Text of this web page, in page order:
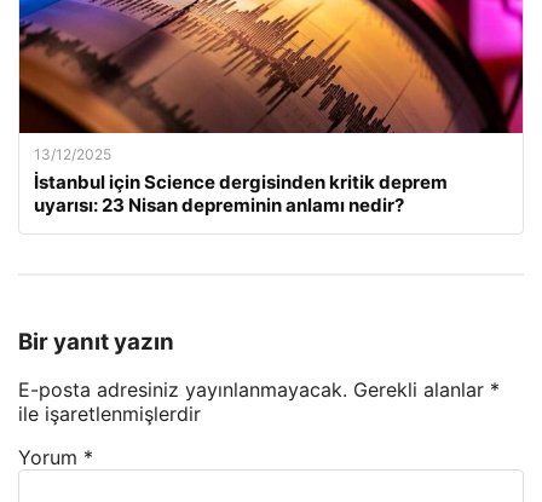
13/12/2025
İstanbul için Science dergisinden kritik deprem
uyarısı: 23 Nisan depreminin anlamı nedir?
Bir yanıt yazın
E-posta adresiniz yayınlanmayacak. Gerekli alanlar *
ile işaretlenmişlerdir
Yorum *